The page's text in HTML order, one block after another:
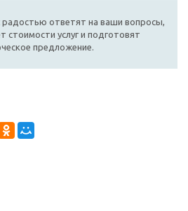
ответят на ваши вопросы,
стоимости услуг и подготовят
предложение.